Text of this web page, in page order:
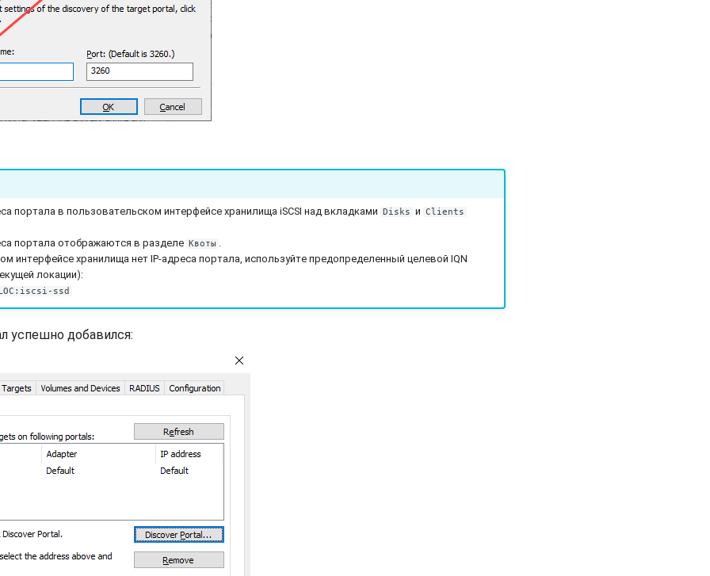
портала в пользовательском интерфейсе хранилища iSCSI над вкладками Disks и Clients
портала отображаются в разделе Квоты
интерфейсе хранилища нет IP-адреса портала, используйте предопределенный целевой IQN
локации):
ssd
успешно добавился: